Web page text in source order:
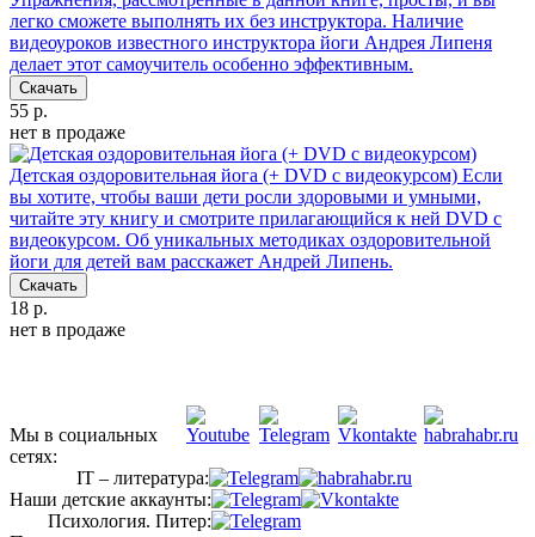
легко сможете выполнять их без инструктора. Наличие
видеоуроков известного инструктора йоги Андрея Липеня
делает этот самоучитель особенно эффективным.
Скачать
55 р.
нет в продаже
Детская оздоровительная йога (+ DVD с видеокурсом) Если
вы хотите, чтобы ваши дети росли здоровыми и умными,
читайте эту книгу и смотрите прилагающийся к ней DVD с
видеокурсом. Об уникальных методиках оздоровительной
йоги для детей вам расскажет Андрей Липень.
Скачать
18 р.
нет в продаже
Мы в социальных
сетях:
IT – литература:
Наши детские аккаунты:
Психология. Питер: